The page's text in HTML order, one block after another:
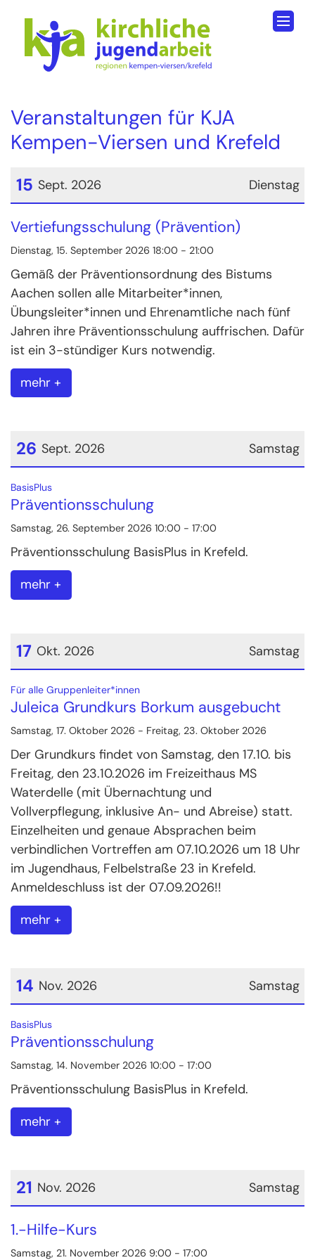
Veranstaltungen für KJA
Kempen-Viersen und Krefeld
Dienstag
15 Sept. 2026
Datum: 15. September 2026
Vertiefungsschulung (Prävention)
Dienstag, 15. September 2026 18:00 - 21:00
Gemäß der Präventionsordnung des Bistums
Aachen sollen alle Mitarbeiter*innen,
Übungsleiter*innen und Ehrenamtliche nach fünf
Jahren ihre Präventionsschulung auffrischen. Dafür
ist ein 3-stündiger Kurs notwendig.
mehr +
Samstag
26 Sept. 2026
Datum: 26. September 2026
BasisPlus:
Präventionsschulung
Samstag, 26. September 2026 10:00 - 17:00
Präventionsschulung BasisPlus in Krefeld.
mehr +
Samstag
17 Okt. 2026
Datum: 17. Oktober 2026
Für alle Gruppenleiter*innen:
Juleica Grundkurs Borkum ausgebucht
Samstag, 17. Oktober 2026 - Freitag, 23. Oktober 2026
Der Grundkurs findet von Samstag, den 17.10. bis
Freitag, den 23.10.2026 im Freizeithaus MS
Waterdelle (mit Übernachtung und
Vollverpflegung, inklusive An- und Abreise) statt.
Einzelheiten und genaue Absprachen beim
verbindlichen Vortreffen am 07.10.2026 um 18 Uhr
im Jugendhaus, Felbelstraße 23 in Krefeld.
Anmeldeschluss ist der 07.09.2026!!
mehr +
Samstag
14 Nov. 2026
Datum: 14. November 2026
BasisPlus:
Präventionsschulung
Samstag, 14. November 2026 10:00 - 17:00
Präventionsschulung BasisPlus in Krefeld.
mehr +
Samstag
21 Nov. 2026
Datum: 21. November 2026
1.-Hilfe-Kurs
Samstag, 21. November 2026 9:00 - 17:00